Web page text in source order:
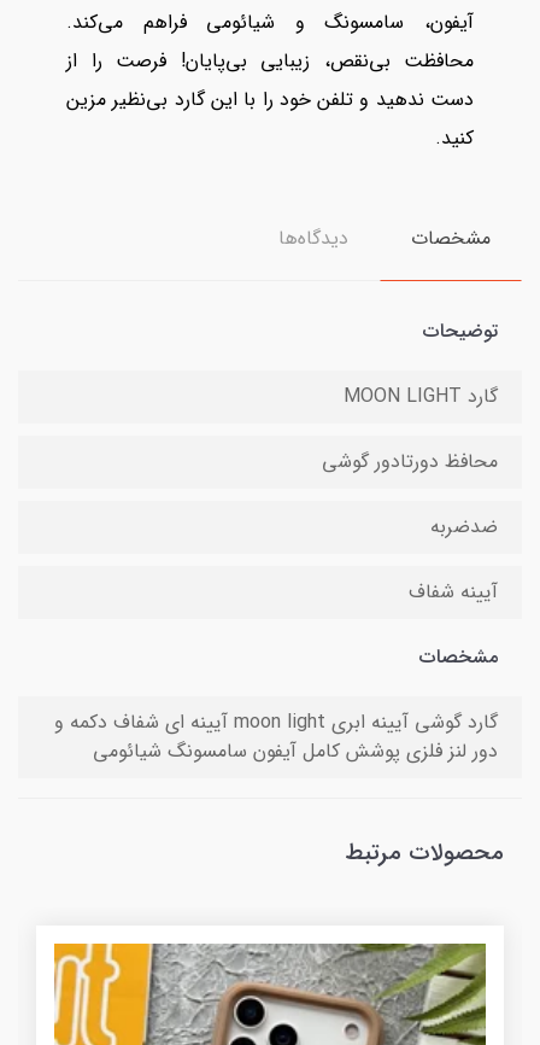
آیفون، سامسونگ و شیائومی فراهم می‌کند.
محافظت بی‌نقص، زیبایی بی‌پایان! فرصت را از
دست ندهید و تلفن خود را با این گارد بی‌نظیر مزین
کنید.
مشخصات دیدگاه‌ها
توضیحات
گارد MOON LIGHT
محافظ دورتادور گوشی
ضدضربه
آیینه شفاف
مشخصات
گارد گوشی آیینه ابری moon light آیینه ای شفاف دکمه و
دور لنز فلزی پوشش کامل آیفون سامسونگ شیائومی
محصولات مرتبط